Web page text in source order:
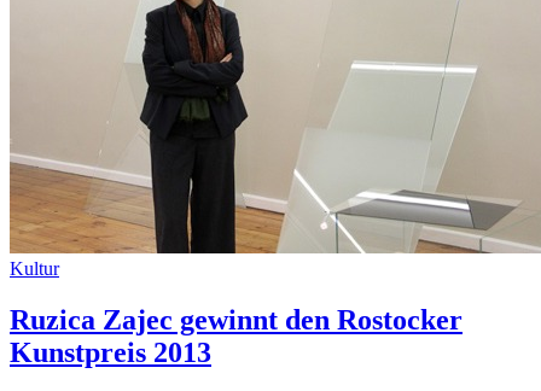
Kultur
Ruzica Zajec gewinnt den Rostocker
Kunstpreis 2013